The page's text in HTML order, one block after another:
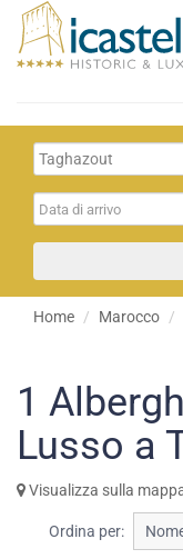
Home Marocco
1
Lusso a
Visualizza sulla
Ordina per: